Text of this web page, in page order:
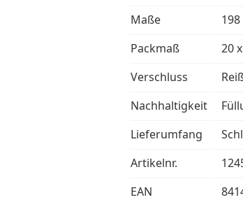
Maße
Packmaß
20
Verschluss
Nachhaltigkeit
Lieferumfang
Artikelnr.
EAN